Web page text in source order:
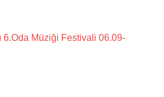
6.Oda Müziği Festivali 06.09-